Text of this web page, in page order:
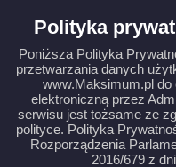
Polityka
Poniższa Polityka
przetwarzania danych
www.Maksimum.pl do
elektroniczną przez
serwisu jest tożsame ze
polityce. Polityka
Rozporządzenia
2016/679 z